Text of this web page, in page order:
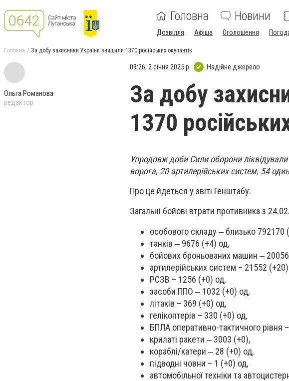
Головна Новини
Дозвілля Афіша Оголошення
Головна За добу захисники України знищили 1370 російських окупантів
Ольга Романова
редактор
09:26, 2 січня 2025 р. Надійне джерело
За добу
1370
Упродовж доби Сили оборони
ворога, 20 артилерійських систем, 54
Про це йдеться у звіті Генштабу.
Загальні бойові втрати противника з
особового складу ‒ близько 792170
танків ‒ 9676 (+4) од,
бойових броньованих машин ‒
артилерійських систем – 21552
РСЗВ – 1256 (+0) од,
засоби ППО ‒ 1032 (+0) од,
літаків – 369 (+0) од,
гелікоптерів – 330 (+0) од,
БПЛА оперативно-тактичного рівня
крилаті ракети ‒ 3003 (+0),
кораблі/катери ‒ 28 (+0) од,
підводні човни – 1 (+0) од,
автомобільної техніки та